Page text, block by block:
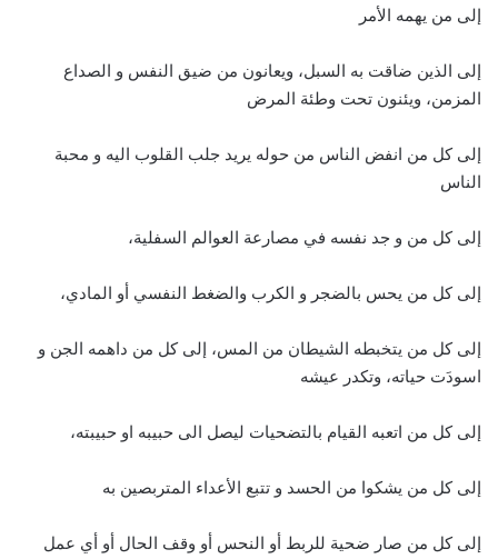
إلى من يهمه الأمر
إلى الذين ضاقت به السبل، ويعانون من ضيق النفس و الصداع
المزمن، ويئنون تحت وطئة المرض
إلى كل من انفض الناس من حوله يريد جلب القلوب اليه و محبة
الناس
إلى كل من و جد نفسه في مصارعة العوالم السفلية،
إلى كل من يحس بالضجر و الكرب والضغط النفسي أو المادي،
إلى كل من يتخبطه الشيطان من المس، إلى كل من داهمه الجن و
اسودَت حياته، وتكدر عيشه
إلى كل من اتعبه القيام بالتضحيات ليصل الى حبيبه او حبيبته،
إلى كل من يشكوا من الحسد و تتبع الأعداء المتربصين به
إلى كل من صار ضحية للربط أو النحس أو وقف الحال أو أي عمل